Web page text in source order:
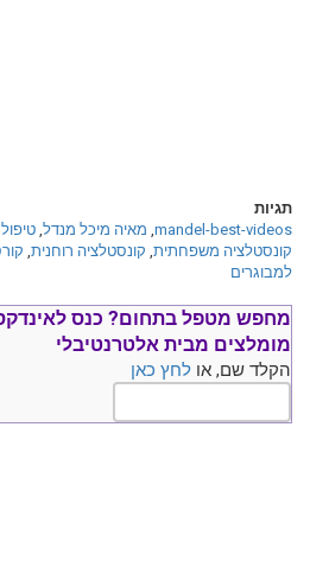
תגיות
mandel-best-videos
, מאיה מיכל מנדל,
קונסטלציה משפחתית, קונסטלציה רוחנית,
למבוגרים
מחפש מטפל בתחום? כנס ל
מומלצים מבית אלטרנטיבלי
הקלד שם, או לחץ כאן